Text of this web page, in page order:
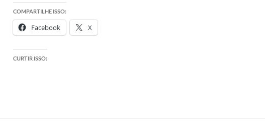
COMPARTILHE ISSO:
Facebook X
CURTIR ISSO: